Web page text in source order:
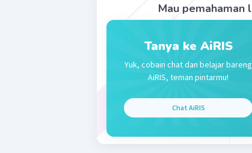
Mau pemahaman
Tanya ke AiRIS
Yuk, cobain chat dan belajar bareng
AiRIS, teman pintarmu!
Chat AiRIS